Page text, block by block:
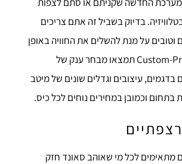
בדיוק בשביל זה אתם צריכים
וטובים על מנת להשלים את החוויה באופן
מלא! אצלנו ב- Custom-Pro תמצאו מבחר ענק של
בדגמים, עיצובים וגדלים שונים של מיטב
בתחום וכמובן במחירים נוחים לכל כיס.
מתאימים לכל מי שאוהב סאונד חזק